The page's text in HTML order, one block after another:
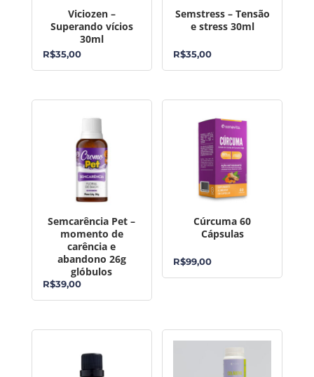
Viciozen –
Superando vícios
30ml
R$35,00
Semstress – Tensão
e stress 30ml
R$35,00
Semcarência Pet –
momento de
carência e
abandono 26g
glóbulos
R$39,00
Cúrcuma 60
Cápsulas
R$99,00